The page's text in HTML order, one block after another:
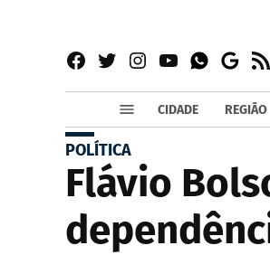
Facebook
TwitterInstagram
YouTubeWhatsapp
Google
News
RSS
CIDADE REGIÃO
POLÍTICA
Flávio